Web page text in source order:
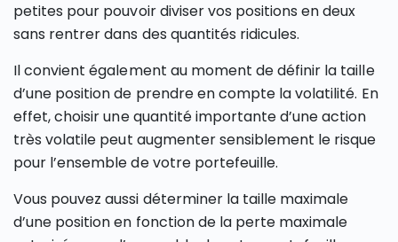
petites pour pouvoir diviser vos positions en deux
sans rentrer dans des quantités ridicules.
Il convient également au moment de définir la taille
d’une position de prendre en compte la volatilité. En
effet, choisir une quantité importante d’une action
très volatile peut augmenter sensiblement le risque
pour l’ensemble de votre portefeuille.
Vous pouvez aussi déterminer la taille maximale
d’une position en fonction de la perte maximale